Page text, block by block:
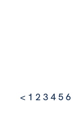
< 1 2 3 4 5 6